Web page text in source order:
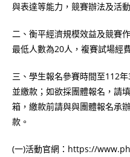
與表達等能力，競賽辦法及活
二、衡平經濟規模效益及競賽
最低人數為20人，複賽試場經
三、學生報名參賽時間至112
並繳款；如欲採團體報名，請
箱，繳款前請與與團體報名承
款。
(一)活動官網：https://